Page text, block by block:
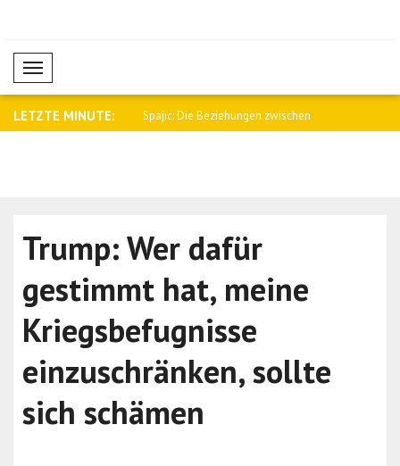
Mobil Menü
LETZTE MINUTE:
betrifft die Mensc.. Spajic: Die Beziehungen zwischen
Trump: Wer dafür
gestimmt hat, meine
Kriegsbefugnisse
einzuschränken, sollte
sich schämen